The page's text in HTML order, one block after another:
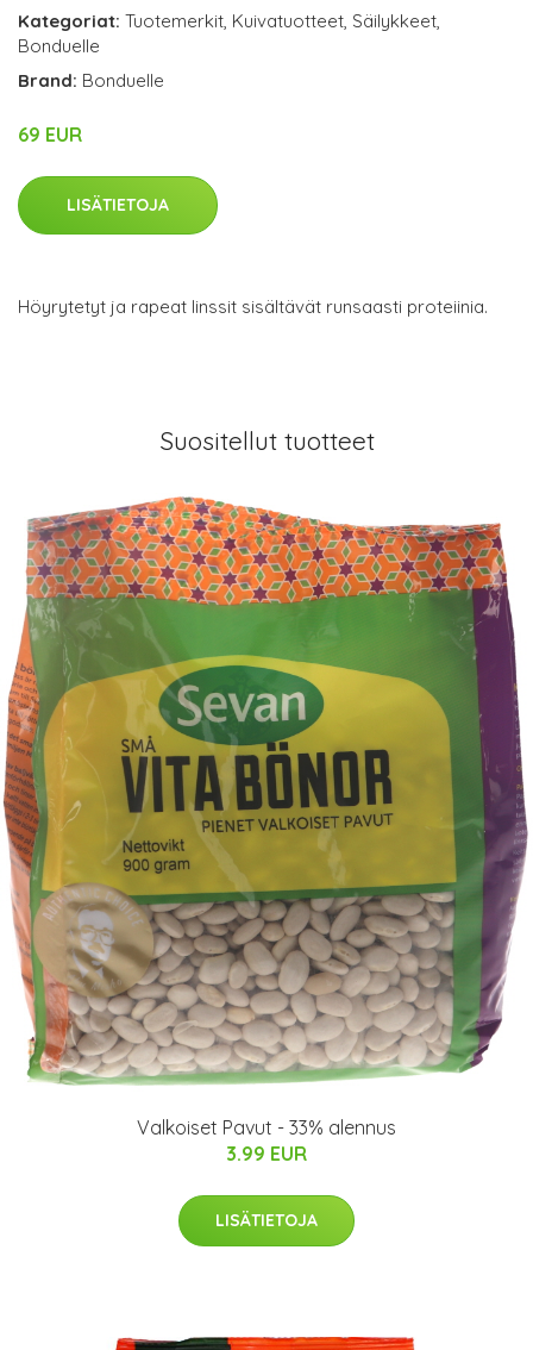
Kategoriat: Tuotemerkit, Kuivatuotteet, Säilykkeet,
Bonduelle
Brand: Bonduelle
69 EUR
LISÄTIETOJA
Höyrytetyt ja rapeat linssit sisältävät runsaasti proteiinia.
Suositellut tuotteet
Valkoiset Pavut - 33% alennus
3.99 EUR
LISÄTIETOJA